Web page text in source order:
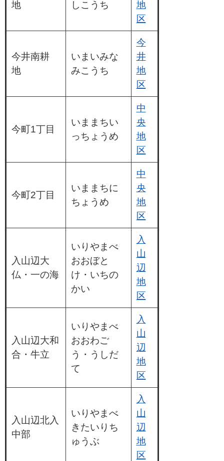
地
しこうち
地
区
今井南耕
地
いまいみな
みこうち
今
井
地
区
今町1丁目
いままちい
っちょうめ
中
央
地
区
今町2丁目
いままちに
ちょうめ
中
央
地
区
入山辺大
仏・一の海
いりやまべ
おおぼと
け・いちの
かい
入
山
辺
地
区
入山辺大和
合・牛立
いりやまべ
おおわご
う・うしだ
て
入
山
辺
地
区
入山辺北入
中部
いりやまべ
きたいりち
ゅうぶ
入
山
辺
地
区